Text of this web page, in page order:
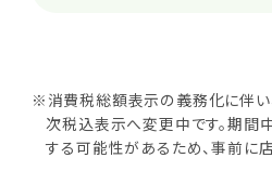
※消費税総額表示の義務化に伴い
次税込表示へ変更中です。期間
する可能性があるため、事前に